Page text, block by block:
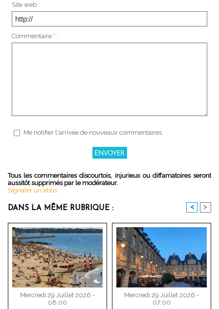
Site web :
Commentaire * :
Me notifier l'arrivée de nouveaux commentaires
Tous les commentaires discourtois, injurieux ou diffamatoires seront
aussitôt supprimés par le modérateur.
Signaler un abus
DANS LA MÊME RUBRIQUE : < >
Mercredi 29 Juillet 2026 -
08:00
Mercredi 29 Juillet 2026 -
07:00